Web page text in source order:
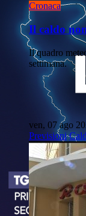
Cronaca
Il caldo
Il quadro
settimana.
ven, 07 ago
Previsioni